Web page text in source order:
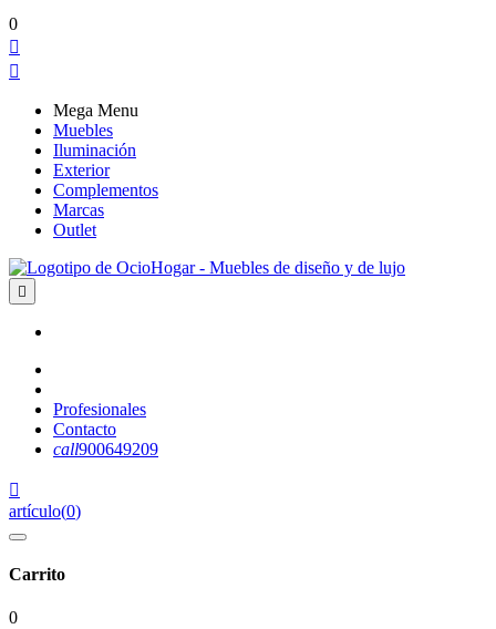
0


Mega Menu
Muebles
Iluminación
Exterior
Complementos
Marcas
Outlet

Profesionales
Contacto
call900649209

artículo(0)
Carrito
0